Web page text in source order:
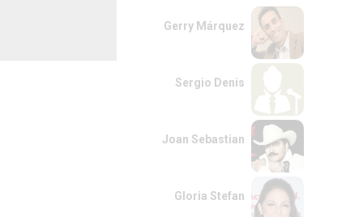
Gerry Márquez
Sergio Denis
Joan Sebastian
Gloria Stefan